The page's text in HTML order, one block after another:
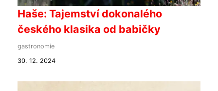
Haše: Tajemství dokonalého
českého klasika od babičky
gastronomie
30. 12. 2024